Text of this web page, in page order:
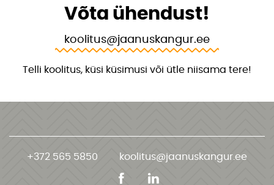
Võta ühendust!
koolitus@jaanuskangur.ee
Telli koolitus, küsi küsimusi või ütle niisama tere!
+372 565 5850 koolitus@jaanuskangur.ee